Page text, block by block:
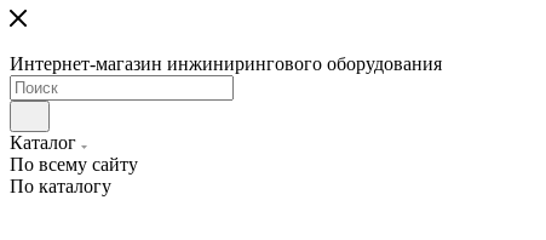
Интернет-магазин инжинирингового оборудования
Каталог
По всему сайту
По каталогу